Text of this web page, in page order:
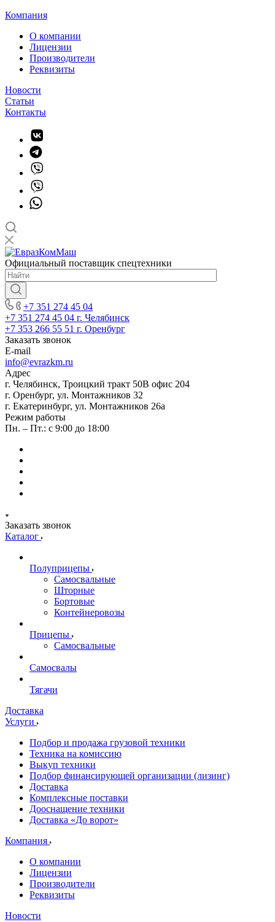
Компания
О компании
Лицензии
Производители
Реквизиты
Новости
Статьи
Контакты
Официальный поставщик спецтехники
+7 351 274 45 04
+7 351 274 45 04 г. Челябинск
+7 353 266 55 51 г. Оренбург
Заказать звонок
E-mail
info@evrazkm.ru
Адрес
г. Челябинск, Троицкий тракт 50В офис 204
г. Оренбург, ул. Монтажников 32
г. Екатеринбург, ул. Монтажников 26а
Режим работы
Пн. – Пт.: с 9:00 до 18:00
Заказать звонок
Каталог
Полуприцепы
Самосвальные
Шторные
Бортовые
Контейнеровозы
Прицепы
Самосвальные
Самосвалы
Тягачи
Доставка
Услуги
Подбор и продажа грузовой техники
Техника на комиссию
Выкуп техники
Подбор финансирующей организации (лизинг)
Доставка
Комплексные поставки
Дооснащение техники
Доставка «До ворот»
Компания
О компании
Лицензии
Производители
Реквизиты
Новости